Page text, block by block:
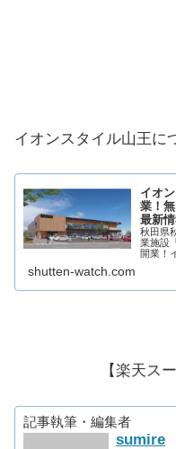
イオンスタイル山王に
イオ
業！
最新情
秋田県
業施設
開業！
に誕
山王
shutten-watch.com
【楽天ス
記事執筆・編集者
sumire